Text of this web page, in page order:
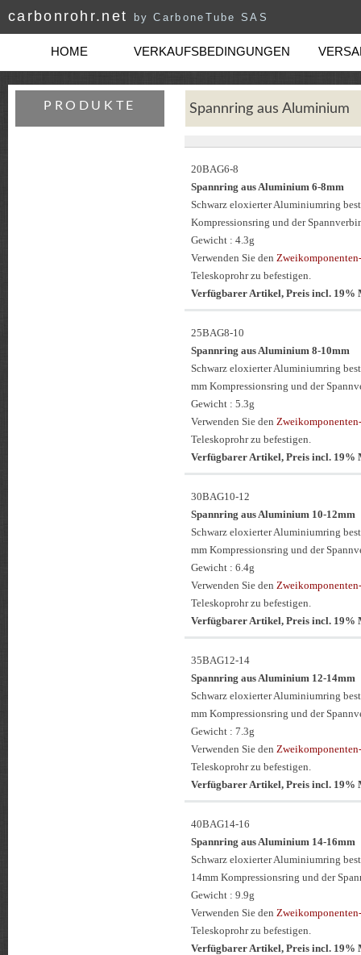
carbonrohr.net by CarboneTube SAS
HOME VERKAUFSBEDINGUNGEN
PRODUKTE Spannring aus Aluminium
20BAG6-8
Spannring aus Aluminium 6-8mm
Schwarz eloxierter Aluminiumring
Kompressionsring und der
Gewicht : 4.3g
Verwenden Sie den
Teleskoprohr zu befestigen.
Verfügbarer Artikel, Preis incl. 19%
25BAG8-10
Spannring aus Aluminium 8-10mm
Schwarz eloxierter Aluminiumring
mm Kompressionsring und der
Gewicht : 5.3g
Verwenden Sie den
Teleskoprohr zu befestigen.
Verfügbarer Artikel, Preis incl. 19%
30BAG10-12
Spannring aus Aluminium 10-12mm
Schwarz eloxierter Aluminiumring
mm Kompressionsring und der
Gewicht : 6.4g
Verwenden Sie den
Teleskoprohr zu befestigen.
Verfügbarer Artikel, Preis incl. 19%
35BAG12-14
Spannring aus Aluminium 12-14mm
Schwarz eloxierter Aluminiumring
mm Kompressionsring und der
Gewicht : 7.3g
Verwenden Sie den
Teleskoprohr zu befestigen.
Verfügbarer Artikel, Preis incl. 19%
40BAG14-16
Spannring aus Aluminium 14-16mm
Schwarz eloxierter Aluminiumring
14mm Kompressionsring und der
Gewicht : 9.9g
Verwenden Sie den
Teleskoprohr zu befestigen.
Verfügbarer Artikel, Preis incl. 19%